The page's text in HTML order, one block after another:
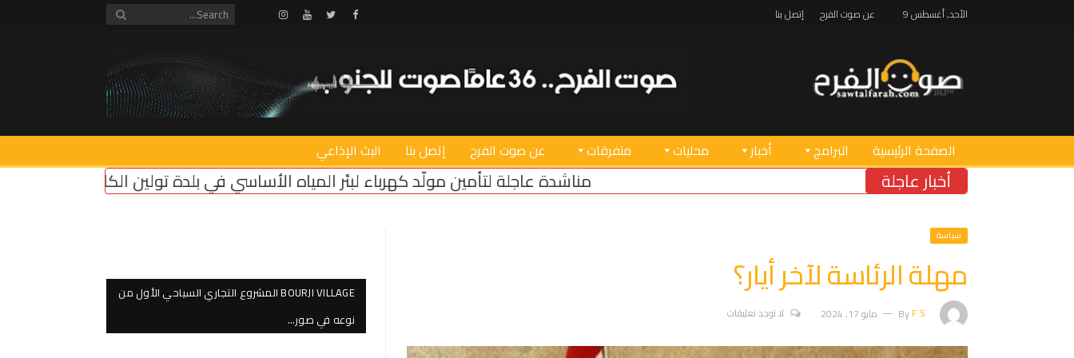
الأحد, أغسطس 9 عن صوت الفرح إتصل بنا Facebook
Twitter
Youtube
Instagram
الصفحة الرئيسية البرامج أخبار محليات متفرقات عن صوت الفرح إتصل بنا البث الإذاعي
أخبار عاجلة مناشدة عاجلة لتأمين مولّد كهرباء لبئر المياه الأساسي في بلدة تولين الكائن في محلة القدّام إبادة بيئية في
سياسة
مهلة الرئاسة لآخر أيار؟
ByF.S مايو 17, 2024 لا توجد تعليقات
BOURJI VILLAGE المشروع التجاري السياحي الأول من
نوعه في صور…